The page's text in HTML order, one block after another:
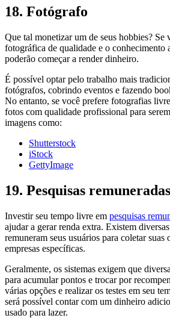
18. Fotógrafo
Que tal monetizar um de seus hobbies? Se
fotográfica de qualidade e o conhecimento
poderão começar a render dinheiro.
É possível optar pelo trabalho mais
fotógrafos, cobrindo eventos e fazendo
No entanto, se você prefere fotografias
fotos com qualidade profissional para
imagens como:
Shutterstock
iStock
GettyImage
19. Pesquisas remuneradas
Investir seu tempo livre em pesquisas
ajudar a gerar renda extra. Existem
remuneram seus usuários para coletar
empresas específicas.
Geralmente, os sistemas exigem que
para acumular pontos e trocar por
várias opções e realizar os testes em seu
será possível contar com um dinheiro
usado para lazer.